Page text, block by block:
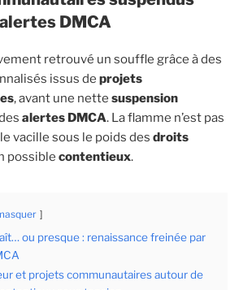
DMCA
retrouvé un souffle grâce à des
issus de projets
, avant une nette suspension
alertes DMCA. La flamme n’est pas
vacille sous le poids des droits
possible contentieux.
ou presque : renaissance freinée par
et projets communautaires autour de